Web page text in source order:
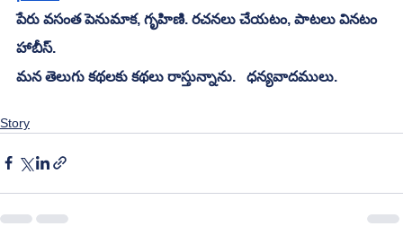
పేరు వసంత పెనుమాక, గృహిణి. రచనలు చేయటం, పాటలు వినటం
హాబీస్.
మన తెలుగు కథలకు కథలు రాస్తున్నాను.   ధన్యవాదములు.
Story